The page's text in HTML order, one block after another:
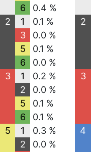
6
0.4 %
2
1
0.1 %
3
0.0 %
5
0.1 %
6
0.0 %
3
1
0.2 %
2
0.0 %
5
0.1 %
6
0.1 %
5
1
0.3 %
2
0.0 %
2
3
4